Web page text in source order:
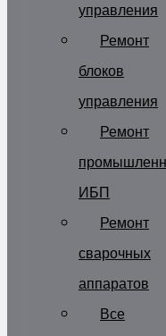
управления
Ремонт
блоков
управления
Ремонт
ИБП
Ремонт
сварочных
аппаратов
Все